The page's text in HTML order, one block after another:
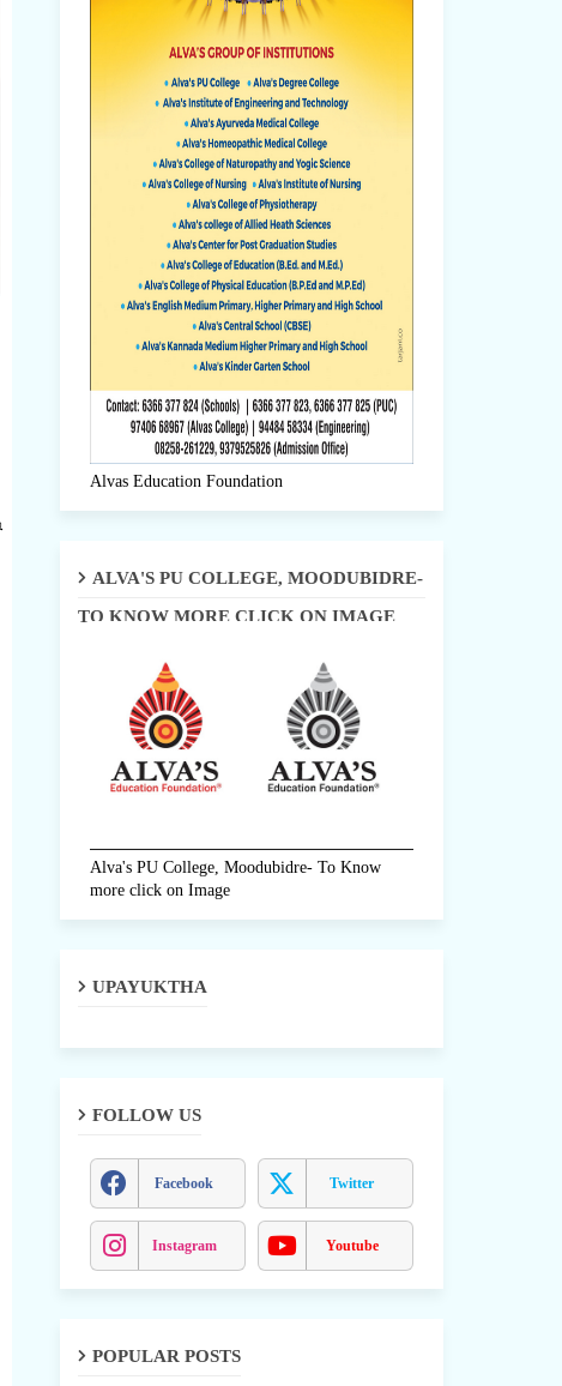
Alvas Education Foundation
ALVA'S PU COLLEGE, MOODUBIDRE-
TO KNOW MORE CLICK ON IMAGE
Alva's PU College, Moodubidre- To Know
more click on Image
UPAYUKTHA
FOLLOW US
Facebook Twitter
Instagram Youtube
POPULAR POSTS